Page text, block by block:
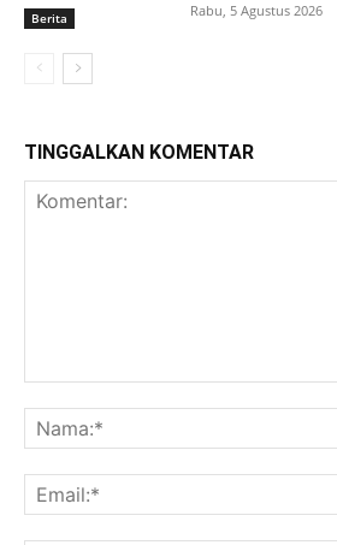
Berita Rabu, 5 Agustus 2026
TINGGALKAN KOMENTAR